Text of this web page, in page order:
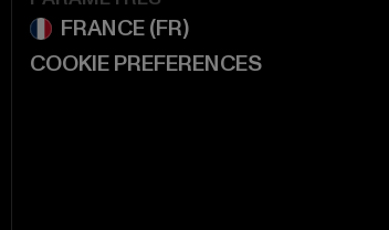
COOKIE PREFERENCES